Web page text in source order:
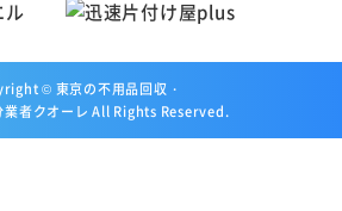
© 東京の不用品回収・
者クオーレ All Rights Reserved.